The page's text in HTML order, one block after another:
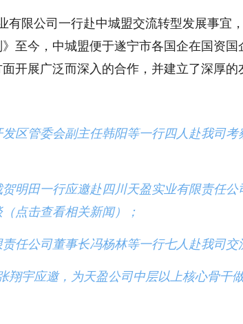
有限公司一行赴中城盟交流转型发展事宜
至今，中城盟便于遂宁市各国企在国资
开展广泛而深入的合作，并建立了深厚的
区管委会副主任韩阳等一行四人赴我司
明田一行应邀赴四川天盈实业有限责任
点击查看相关新闻）；
任公司董事长冯杨林等一行七人赴我司交
翔宇应邀，为天盈公司中层以上核心骨干